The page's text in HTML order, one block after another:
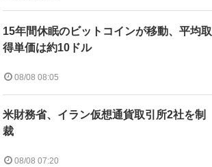
15年間休眠のビットコインが移動、平均取
得単価は約10ドル
08/08 08:05
米財務省、イラン仮想通貨取引所2社を制
裁
08/08 07:20